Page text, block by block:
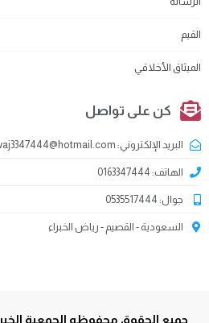
القيم
الميثاق الأخلاقي
كن على تواصل
البريد الإلكتروني: zwaj3347444@hotmail.com
الهاتف: 0163347444
جوال: 0535517444
السعودية - القصيم - رياض الخبراء
جميع الحقوق محفوظه الجمعية